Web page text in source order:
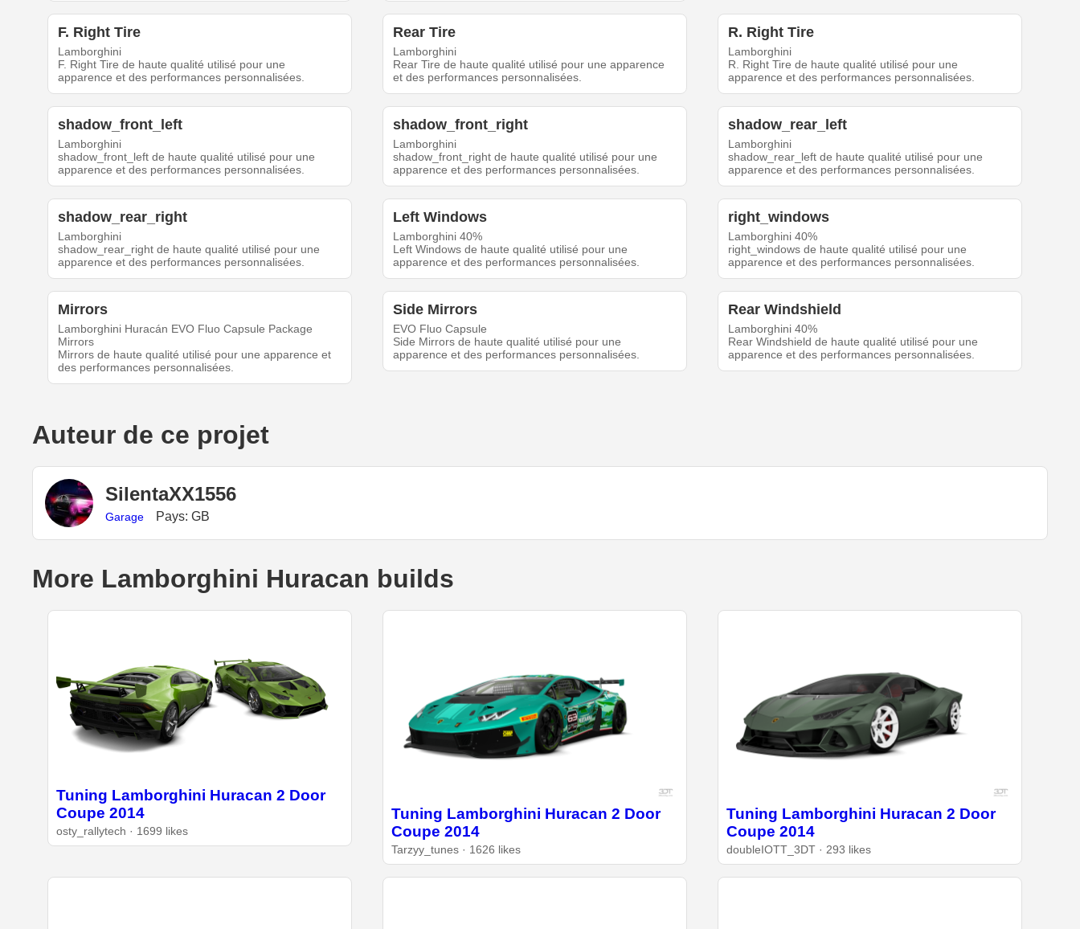
F. Right Tire
Lamborghini
F. Right Tire de haute qualité utilisé pour une
apparence et des performances personnalisées.
Rear Tire
Lamborghini
Rear Tire de haute qualité utilisé pour une apparence
et des performances personnalisées.
R. Right Tire
Lamborghini
R. Right Tire de haute qualité utilisé pour une
apparence et des performances personnalisées.
shadow_front_left
Lamborghini
shadow_front_left de haute qualité utilisé pour une
apparence et des performances personnalisées.
shadow_front_right
Lamborghini
shadow_front_right de haute qualité utilisé pour une
apparence et des performances personnalisées.
shadow_rear_left
Lamborghini
shadow_rear_left de haute qualité utilisé pour une
apparence et des performances personnalisées.
shadow_rear_right
Lamborghini
shadow_rear_right de haute qualité utilisé pour une
apparence et des performances personnalisées.
Left Windows
Lamborghini 40%
Left Windows de haute qualité utilisé pour une
apparence et des performances personnalisées.
right_windows
Lamborghini 40%
right_windows de haute qualité utilisé pour une
apparence et des performances personnalisées.
Mirrors
Lamborghini Huracán EVO Fluo Capsule Package
Mirrors
Mirrors de haute qualité utilisé pour une apparence et
des performances personnalisées.
Side Mirrors
EVO Fluo Capsule
Side Mirrors de haute qualité utilisé pour une
apparence et des performances personnalisées.
Rear Windshield
Lamborghini 40%
Rear Windshield de haute qualité utilisé pour une
apparence et des performances personnalisées.
Auteur de ce projet
SilentaXX1556
Garage Pays: GB
More Lamborghini Huracan builds
Tuning Lamborghini Huracan 2 Door
Coupe 2014
osty_rallytech · 1699 likes
Tuning Lamborghini Huracan 2 Door
Coupe 2014
Tarzyy_tunes · 1626 likes
Tuning Lamborghini Huracan 2 Door
Coupe 2014
doubleIOTT_3DT · 293 likes